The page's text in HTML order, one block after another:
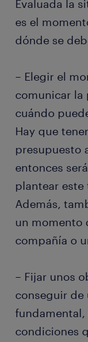
Evaluada la
es el
dónde se
– Elegir el
comunicar la
cuándo
Hay que
presupuesto
entonces
plantear este
Además,
un momento
compañía o
– Fijar unos
conseguir de
fundamental,
condiciones